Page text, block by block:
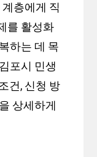
층에게 직
를 활성화
하는 데 목
포시 민생
건, 신청 방
상세하게